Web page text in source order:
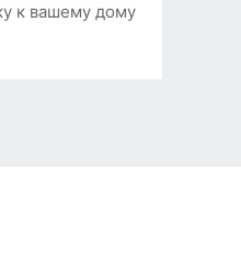
к вашему дому